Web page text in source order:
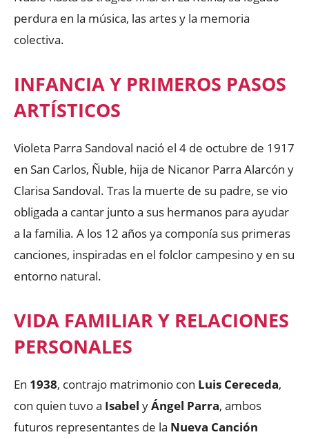
perdura en la música, las artes y la memoria
colectiva.
INFANCIA Y PRIMEROS PASOS
ARTÍSTICOS
Violeta Parra Sandoval nació el 4 de octubre de 1917
en San Carlos, Ñuble, hija de Nicanor Parra Alarcón y
Clarisa Sandoval. Tras la muerte de su padre, se vio
obligada a cantar junto a sus hermanos para ayudar
a la familia. A los 12 años ya componía sus primeras
canciones, inspiradas en el folclor campesino y en su
entorno natural.
VIDA FAMILIAR Y RELACIONES
PERSONALES
En 1938, contrajo matrimonio con Luis Cereceda,
con quien tuvo a Isabel yÁngel Parra, ambos
futuros representantes de la Nueva Canción